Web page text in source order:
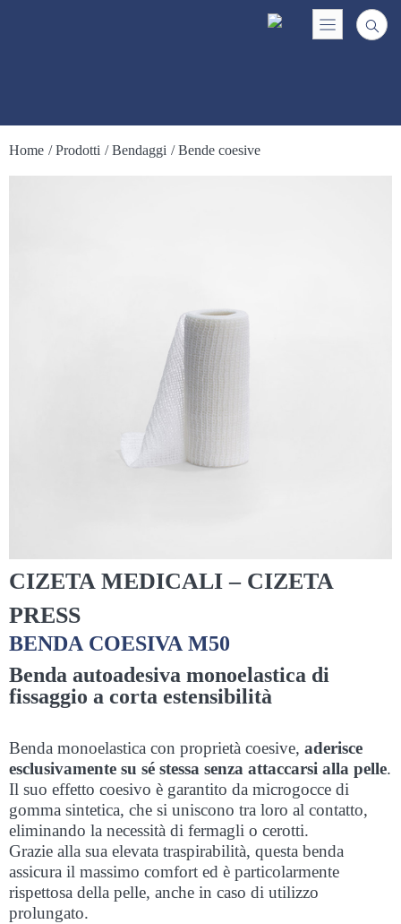
Home / Prodotti / Bendaggi / Bende coesive
CIZETA MEDICALI – CIZETA
PRESS
BENDA COESIVA M50
Benda autoadesiva monoelastica di
fissaggio a corta estensibilità
Benda monoelastica con proprietà coesive, aderisce
esclusivamente su sé stessa senza attaccarsi alla pelle.
Il suo effetto coesivo è garantito da microgocce di
gomma sintetica, che si uniscono tra loro al contatto,
eliminando la necessità di fermagli o cerotti.
Grazie alla sua elevata traspirabilità, questa benda
assicura il massimo comfort ed è particolarmente
rispettosa della pelle, anche in caso di utilizzo
prolungato.